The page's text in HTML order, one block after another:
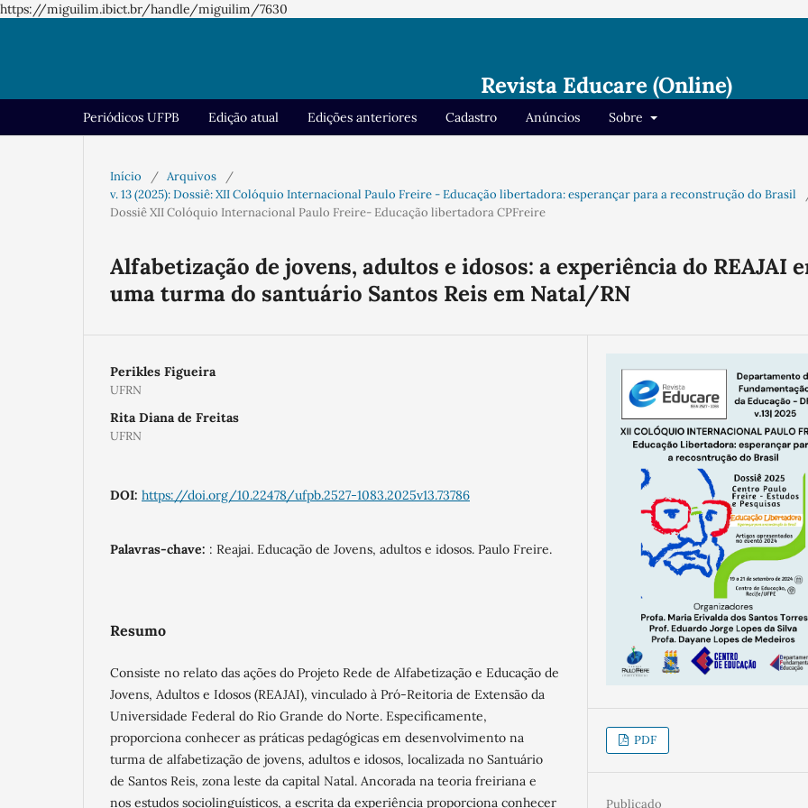
https://miguilim.ibict.br/handle/miguilim/7630
Revista Educare (Online)
Periódicos UFPB Edição atual Edições anteriores Cadastro Anúncios Sobre
Início / Arquivos
/
v. 13 (2025): Dossiê: XII Colóquio Internacional Paulo Freire - Educação libertadora: esperançar para a reconstrução do Brasil
Dossiê XII Colóquio Internacional Paulo Freire- Educação libertadora CPFreire
Alfabetização de jovens, adultos e idosos: a experiência do REAJAI
uma turma do santuário Santos Reis em Natal/RN
Perikles Figueira
UFRN
Rita Diana de Freitas
UFRN
DOI: https://doi.org/10.22478/ufpb.2527-1083.2025v13.73786
Palavras-chave: : Reajai. Educação de Jovens, adultos e idosos. Paulo Freire.
Resumo
Consiste no relato das ações do Projeto Rede de Alfabetização e Educação de
Jovens, Adultos e Idosos (REAJAI), vinculado à Pró-Reitoria de Extensão da
Universidade Federal do Rio Grande do Norte. Especificamente,
proporciona conhecer as práticas pedagógicas em desenvolvimento na
turma de alfabetização de jovens, adultos e idosos, localizada no Santuário
de Santos Reis, zona leste da capital Natal. Ancorada na teoria freiriana e
nos estudos sociolinguísticos, a escrita da experiência proporciona conhecer
PDF
Publicado